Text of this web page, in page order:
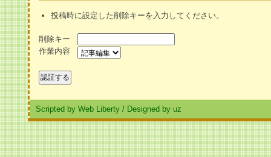
投稿時に設定した削除キーを入力してください。
削除キー
作業内容
Scripted by Web Liberty / Designed by uz